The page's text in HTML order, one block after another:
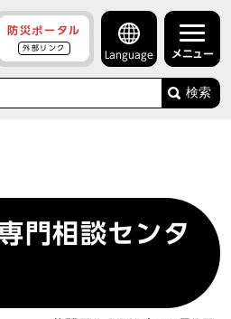
防災ポータル
外部リンク
Language メニュー
検索
門相談センタ